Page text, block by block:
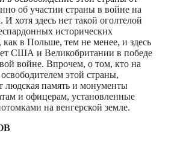
об участии страны в войне на
И хотя здесь нет такой оголтелой
исторических
в Польше, тем не менее, и здесь
США и Великобритании в победе
войне. Впрочем, о том, кто на
этой страны,
людская память и монументы
и офицерам, установленные
на венгерской земле.